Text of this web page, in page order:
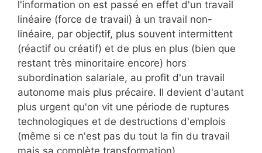
l'information on est passé en effet d'un travail
linéaire (force de travail) à un travail non-
linéaire, par objectif, plus souvent intermittent
(réactif ou créatif) et de plus en plus (bien que
restant très minoritaire encore) hors
subordination salariale, au profit d'un travail
autonome mais plus précaire. Il devient d'autant
plus urgent qu'on vit une période de ruptures
technologiques et de destructions d'emplois
(même si ce n'est pas du tout la fin du travail